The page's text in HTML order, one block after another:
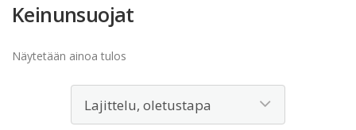
Keinunsuojat
Näytetään ainoa tulos